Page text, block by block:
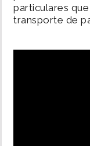
POLÍTICA
particulares
transporte de